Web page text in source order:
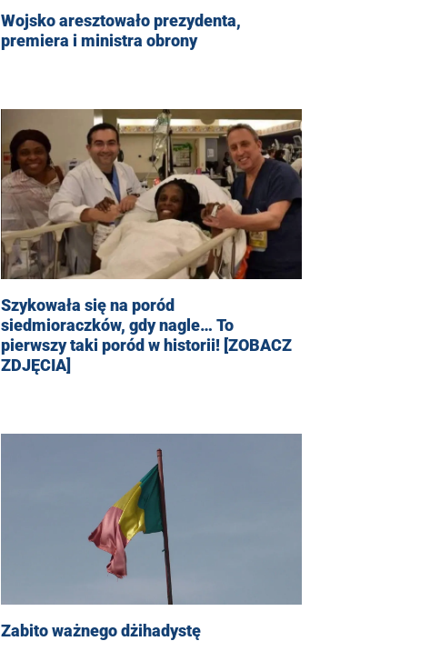
Wojsko aresztowało prezydenta,
premiera i ministra obrony
Szykowała się na poród
siedmioraczków, gdy nagle… To
pierwszy taki poród w historii! [ZOBACZ
ZDJĘCIA]
Zabito ważnego dżihadystę